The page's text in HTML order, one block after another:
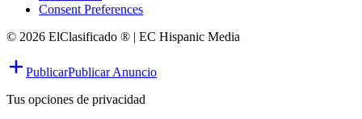
Consent Preferences
© 2026 ElClasificado ® | EC Hispanic Media
PublicarPublicar Anuncio
Tus opciones de privacidad